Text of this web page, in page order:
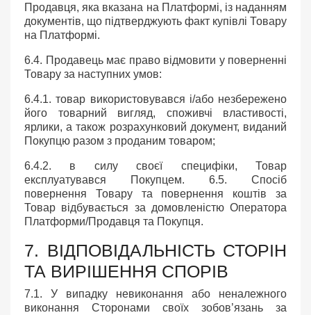
Продавця, яка вказана на Платформі, із наданням
документів, що підтверджують факт купівлі Товару
на Платформі.
6.4. Продавець має право відмовити у поверненні
Товару за наступних умов:
6.4.1. товар використовувався і/або незбережено
його товарний вигляд, споживчі властивості,
ярлики, а також розрахунковий документ, виданий
Покупцю разом з проданим товаром;
6.4.2. в силу своєї специфіки, Товар
експлуатувався Покупцем. 6.5. Спосіб
повернення Товару та повернення коштів за
Товар відбувається за домовленістю Оператора
Платформи/Продавця та Покупця.
7. ВІДПОВІДАЛЬНІСТЬ СТОРІН
ТА ВИРІШЕННЯ СПОРІВ
7.1. У випадку невиконання або неналежного
виконання Сторонами своїх зобов’язань за